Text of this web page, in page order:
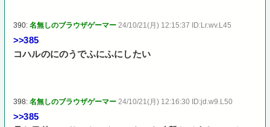
390:名無しのブラウザゲーマー 24/10/21(月) 12:15:37 ID:Lr.wv.L45
>>385
コハルのにのうでふにふにしたい
398:名無しのブラウザゲーマー 24/10/21(月) 12:16:30 ID:jd.w9.L50
>>385